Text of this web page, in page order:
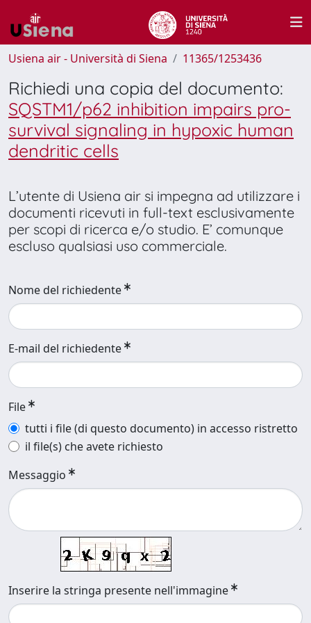
Usiena air - Università di Siena 11365/1253436
Richiedi una copia del documento:
SQSTM1/p62 inhibition impairs pro-
survival signaling in hypoxic human
dendritic cells
L’utente di Usiena air si impegna ad utilizzare i
documenti ricevuti in full-text esclusivamente
per scopi di ricerca e/o studio. E’ comunque
escluso qualsiasi uso commerciale.
Nome del richiedente
E-mail del richiedente
File
tutti i file (di questo documento) in accesso ristretto
il file(s) che avete richiesto
Messaggio
Inserire la stringa presente nell'immagine